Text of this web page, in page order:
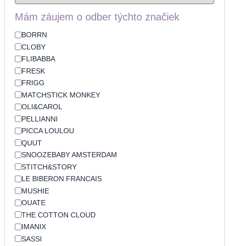
Mám záujem o odber týchto značiek
BORRN
CLOBY
FLIBABBA
FRESK
FRIGG
MATCHSTICK MONKEY
OLI&CAROL
PELLIANNI
PICCA LOULOU
QUUT
SNOOZEBABY AMSTERDAM
STITCH&STORY
LE BIBERON FRANCAIS
MUSHIE
OUATE
THE COTTON CLOUD
IMANIX
SASSI